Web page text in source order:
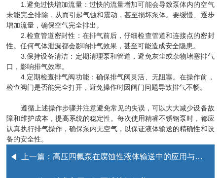
1.避免过快增加流量：过快的流量增加可能会导致泵体内的空气
未能完全排除，从而引起气蚀和震动，甚至损坏泵体。要缓慢、逐步
增加流量，确保空气完全排出。
2.检查管道密封性：在排气前后，仔细检查管道和连接点的密封
性。任何气体泄漏都会影响排气效果，甚至可能造成安全隐患。
3.保持设备清洁：定期清理泵和管道，避免灰尘或杂物堵塞排气
口，影响排气效率。
4.定期检查排气阀功能：确保排气阀灵活、无阻塞。在操作前，
检查阀门是否能完全打开，避免操作时因阀门问题导致排气不畅。
遵循上述操作步骤并注意避免常见的失误，可以大大减少设备故
障和维护成本，提高系统的稳定性。每次使用精睿不锈钢泵时，都应
认真执行排气操作，确保泵内无空气，以保证液体输送的精确性和设
备的安全性。
上一篇：高压四氟泵在腐蚀性液体输送中的应用与挑战